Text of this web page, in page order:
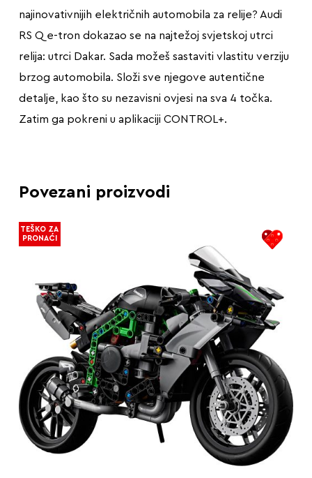
najinovativnijih električnih automobila za relije? Audi
RS Q e-tron dokazao se na najtežoj svjetskoj utrci
relija: utrci Dakar. Sada možeš sastaviti vlastitu verziju
brzog automobila. Složi sve njegove autentične
detalje, kao što su nezavisni ovjesi na sva 4 točka.
Zatim ga pokreni u aplikaciji CONTROL+.
Povezani proizvodi
TEŠKO ZA
PRONAĆI